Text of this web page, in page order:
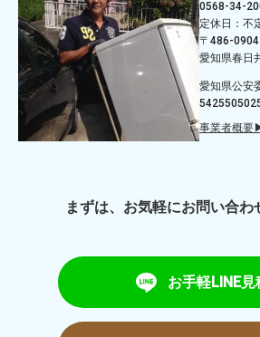
0568-34-
定休日：不
〒486-0904
愛知県春日
愛知県公安
事業者概要
まずは、お気軽にお問い合わ
お手軽LINE見